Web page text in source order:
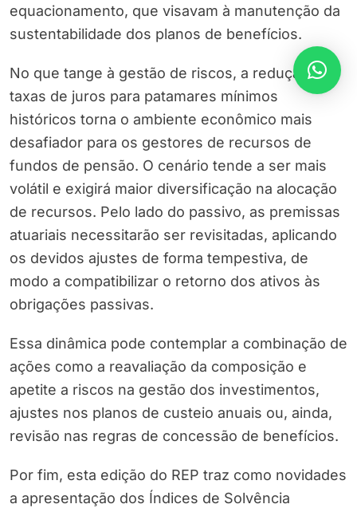
equacionamento, que visavam à manutenção da
sustentabilidade dos planos de benefícios.
No que tange à gestão de riscos, a redução das
taxas de juros para patamares mínimos
históricos torna o ambiente econômico mais
desafiador para os gestores de recursos de
fundos de pensão. O cenário tende a ser mais
volátil e exigirá maior diversificação na alocação
de recursos. Pelo lado do passivo, as premissas
atuariais necessitarão ser revisitadas, aplicando
os devidos ajustes de forma tempestiva, de
modo a compatibilizar o retorno dos ativos às
obrigações passivas.
Essa dinâmica pode contemplar a combinação de
ações como a reavaliação da composição e
apetite a riscos na gestão dos investimentos,
ajustes nos planos de custeio anuais ou, ainda,
revisão nas regras de concessão de benefícios.
Por fim, esta edição do REP traz como novidades
a apresentação dos Índices de Solvência